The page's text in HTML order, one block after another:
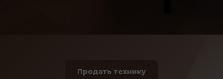
Продать технику